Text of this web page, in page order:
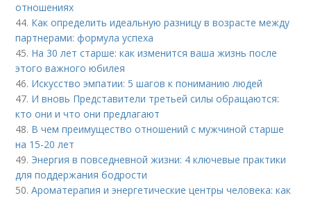
отношениях
44. Как определить идеальную разницу в возрасте между
партнерами: формула успеха
45. На 30 лет старше: как изменится ваша жизнь после
этого важного юбилея
46. Искусство эмпатии: 5 шагов к пониманию людей
47. И вновь Представители третьей силы обращаются:
кто они и что они предлагают
48. В чем преимущество отношений с мужчиной старше
на 15-20 лет
49. Энергия в повседневной жизни: 4 ключевые практики
для поддержания бодрости
50.Ароматерапия и энергетические центры человека: как